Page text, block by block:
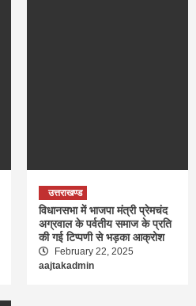
उत्तराखण्ड
विधानसभा में भाजपा मंत्री प्रेमचंद
अग्रवाल के पर्वतीय समाज के प्रति
की गई टिप्पणी से भड़का आक्रोश
February 22, 2025
aajtakadmin